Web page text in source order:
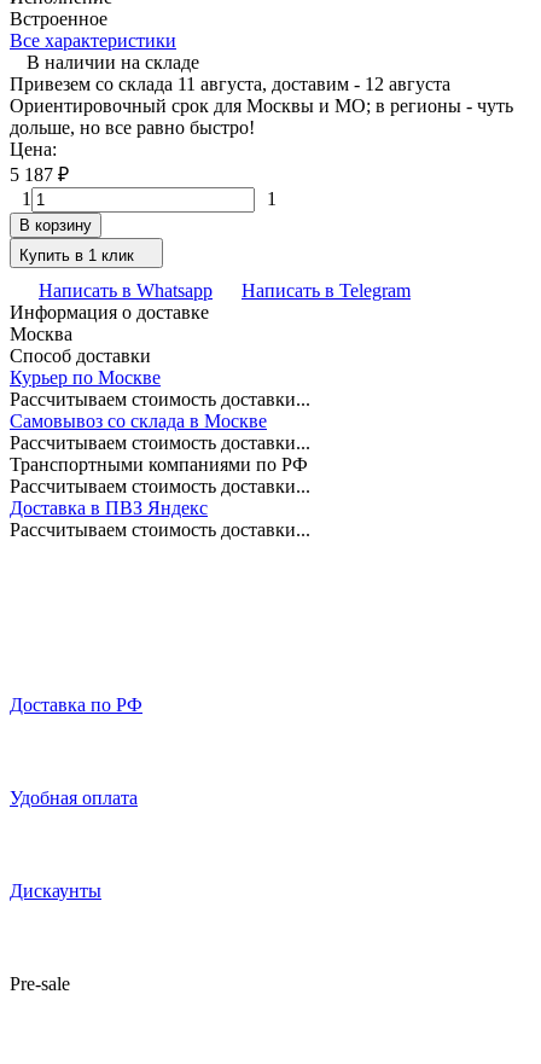
Встроенное
Все характеристики
В наличии на складе
Привезем со склада 11 августа, доставим - 12 августа
Ориентировочный срок для Москвы и МО; в регионы - чуть
дольше, но все равно быстро!
Цена:
5 187 ₽
1
1
В корзину
Купить в 1 клик
Написать в Whatsapp
Написать в Telegram
Информация о доставке
Москва
Способ доставки
Курьер по Москве
Рассчитываем стоимость доставки...
Самовывоз со склада в Москве
Рассчитываем стоимость доставки...
Транспортными компаниями по РФ
Рассчитываем стоимость доставки...
Доставка в ПВЗ Яндекс
Рассчитываем стоимость доставки...
Доставка по РФ
Удобная оплата
Дискаунты
Pre-sale